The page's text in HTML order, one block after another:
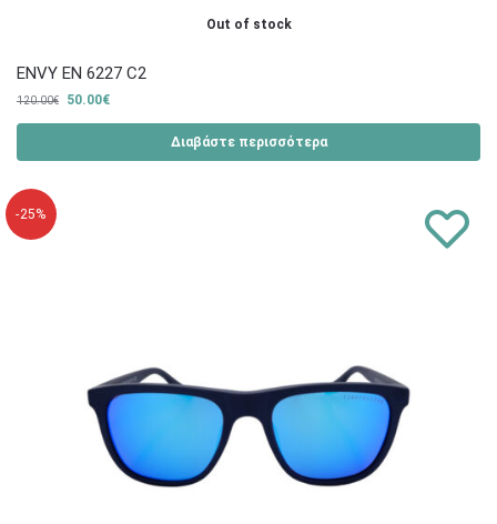
Out of stock
ENVY EN 6227 C2
120.00€ 50.00€
Διαβάστε περισσότερα
-25%